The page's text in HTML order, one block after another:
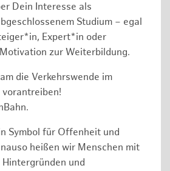
Dein Interesse als
Studium – egal
Expert*in oder
zur Weiterbildung.
die Verkehrswende im
vorantreiben!
Symbol für Offenheit und
heißen wir Menschen mit
und